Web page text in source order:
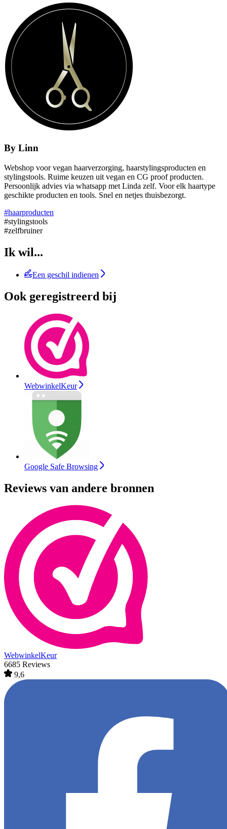
By Linn
Webshop voor vegan haarverzorging, haarstylingsproducten en
stylingstools. Ruime keuzen uit vegan en CG proof producten.
Persoonlijk advies via whatsapp met Linda zelf. Voor elk haartype
geschikte producten en tools. Snel en netjes thuisbezorgt.
#haarproducten
#stylingstools
#zelfbruiner
Ik wil...
Een geschil indienen
Ook geregistreerd bij
WebwinkelKeur
Google Safe Browsing
Reviews van andere bronnen
WebwinkelKeur
6685 Reviews
9,6